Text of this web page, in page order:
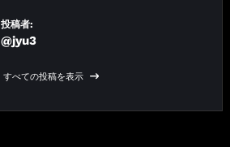
投稿者:
@jyu3
すべての投稿を表示